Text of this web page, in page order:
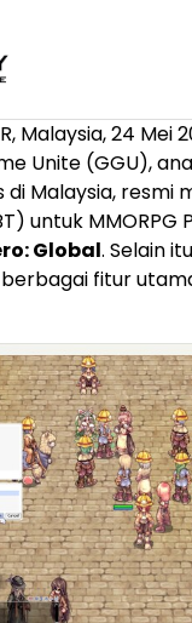
Malaysia, 24 Mei
Unite (GGU),
di Malaysia, resmi
untuk MMORPG
Global. Selain
fitur